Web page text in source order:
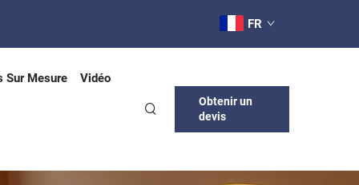
FR
Sur Mesure Vidéo
Obtenir un
devis